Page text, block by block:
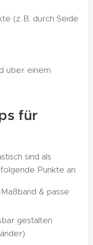
(z. B. durch Seide
über einem
für
sind als
Punkte an:
& passe
gestalten